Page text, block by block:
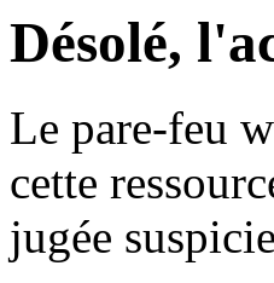
Désolé,
Le pare-feu
cette
jugée